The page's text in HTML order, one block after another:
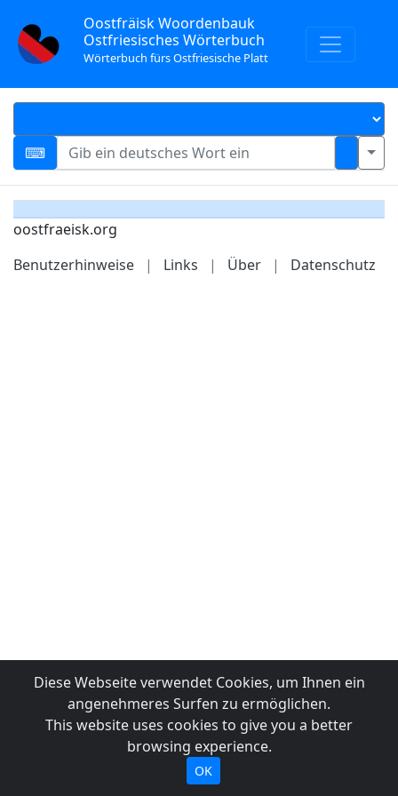
Oostfräisk Woordenbauk
Ostfriesisches Wörterbuch
Wörterbuch fürs Ostfriesische Platt
oostfraeisk.org
Benutzerhinweise
| Links | Über | Datenschutz
Diese Webseite verwendet Cookies, um Ihnen ein
angenehmeres Surfen zu ermöglichen.
This website uses cookies to give you a better
browsing experience.
OK